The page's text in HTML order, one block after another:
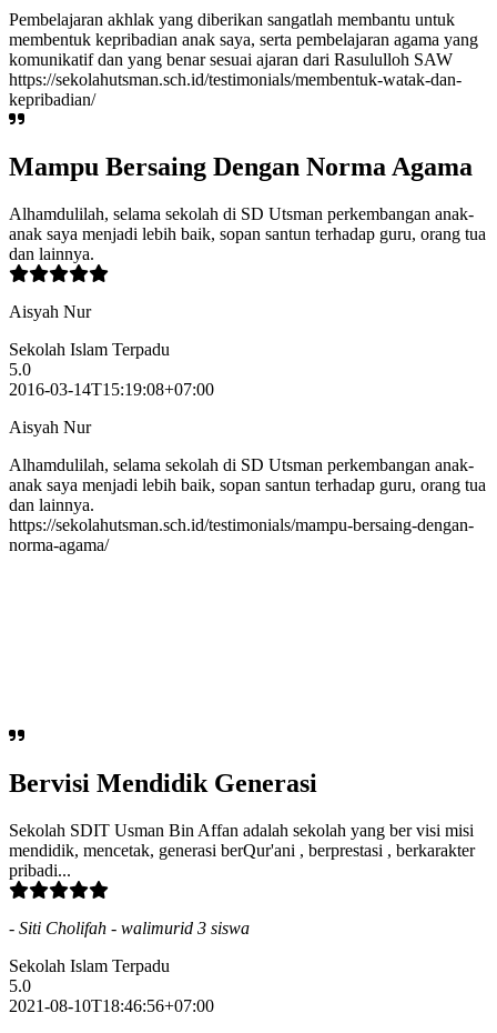
Pembelajaran akhlak yang diberikan sangatlah membantu untuk
membentuk kepribadian anak saya, serta pembelajaran agama yang
komunikatif dan yang benar sesuai ajaran dari Rasululloh SAW
https://sekolahutsman.sch.id/testimonials/membentuk-watak-dan-
kepribadian/
Mampu Bersaing Dengan Norma Agama
Alhamdulilah, selama sekolah di SD Utsman perkembangan anak-
anak saya menjadi lebih baik, sopan santun terhadap guru, orang tua
dan lainnya.
Aisyah Nur
Sekolah Islam Terpadu
5.0
2016-03-14T15:19:08+07:00
Aisyah Nur
Alhamdulilah, selama sekolah di SD Utsman perkembangan anak-
anak saya menjadi lebih baik, sopan santun terhadap guru, orang tua
dan lainnya.
https://sekolahutsman.sch.id/testimonials/mampu-bersaing-dengan-
norma-agama/
Bervisi Mendidik Generasi
Sekolah SDIT Usman Bin Affan adalah sekolah yang ber visi misi
mendidik, mencetak, generasi berQur'ani , berprestasi , berkarakter
pribadi...
- Siti Cholifah - walimurid 3 siswa
Sekolah Islam Terpadu
5.0
2021-08-10T18:46:56+07:00